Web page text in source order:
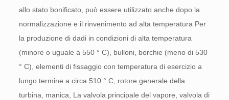
allo stato bonificato, può essere utilizzato anche dopo la
normalizzazione e il rinvenimento ad alta temperatura Per
la produzione di dadi in condizioni di alta temperatura
(minore o uguale a 550 ° C), bulloni, borchie (meno di 530
° C), elementi di fissaggio con temperatura di esercizio a
lungo termine a circa 510 ° C, rotore generale della
turbina, manica, La valvola principale del vapore, valvola di